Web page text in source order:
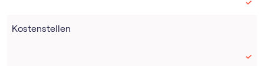
Kostenstellen